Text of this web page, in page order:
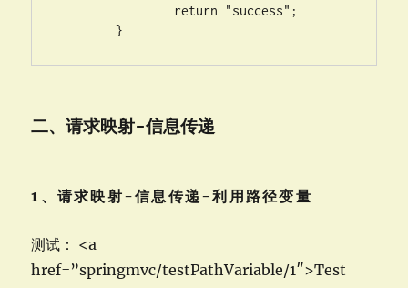
	}
二、请求映射-信息传递
1、请求映射-信息传递-利用路径变量
测试： <a
href=”springmvc/testPathVariable/1″>Test